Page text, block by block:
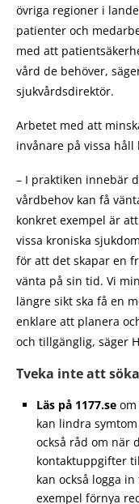
övriga regioner i
patienter och
med att
vård de behöver,
sjukvårdsdirektör.
Arbetet med att
invånare på vissa
– I praktiken innebär
vårdbehov kan få
konkret exempel är
vissa kroniska
för att det skapar en
vänta på sin tid. Vi
längre sikt ska få en
enklare att planera
och tillgänglig, säger
Tveka inte att
Läs på 1177.se
kan lindra
också råd om när
kontaktuppgifter
kan också logga
exempel förnya